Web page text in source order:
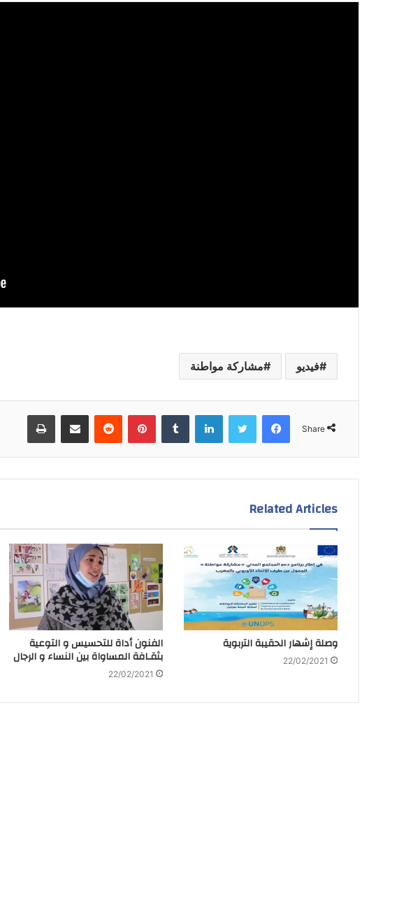
فيديو مشاركة مواطنة
Share
Related Articles
وصلة إشهار الحقيبة التربوية
22/02/2021
الفنون أداة للتحسيس و التوعية
بثقـافة المساواة بين النساء و الرجال
22/02/2021